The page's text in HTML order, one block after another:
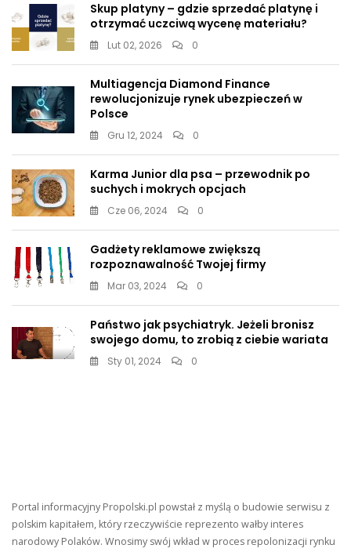
Skup platyny – gdzie sprzedać platynę i
otrzymać uczciwą wycenę materiału?
Lut 02, 2026 0
Multiagencja Diamond Finance
rewolucjonizuje rynek ubezpieczeń w
Polsce
Gru 12, 2024 0
Karma Junior dla psa – przewodnik po
suchych i mokrych opcjach
Cze 06, 2024 0
Gadżety reklamowe zwiększą
rozpoznawalność Twojej firmy
Mar 03, 2024 0
Państwo jak psychiatryk. Jeżeli bronisz
swojego domu, to zrobią z ciebie wariata
Sty 01, 2024 0
Portal informacyjny Propolski.pl powstał z myślą o budowie serwisu z
polskim kapitałem, który rzeczywiście reprezento wałby interes
narodowy Polaków. Wnosimy swój wkład w proces repolonizacji rynku